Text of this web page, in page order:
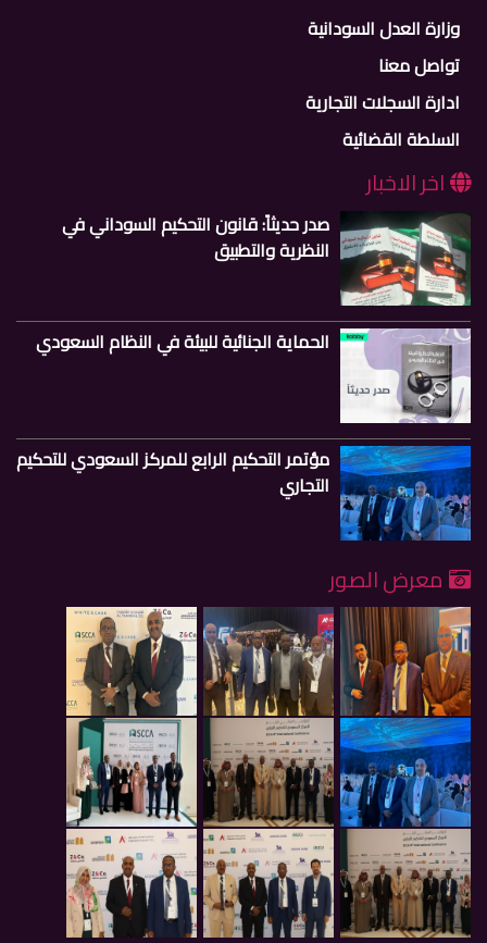
وزارة العدل السودانية
تواصل معنا
ادارة السجلات التجارية
السلطة القضائية
اخر الاخبار
صدر حديثاً: قانون التحكيم السوداني في
النظرية والتطبيق
الحماية الجنائية للبيئة في النظام السعودي
مؤتمر التحكيم الرابع للمركز السعودي للتحكيم
التجاري
معرض الصور